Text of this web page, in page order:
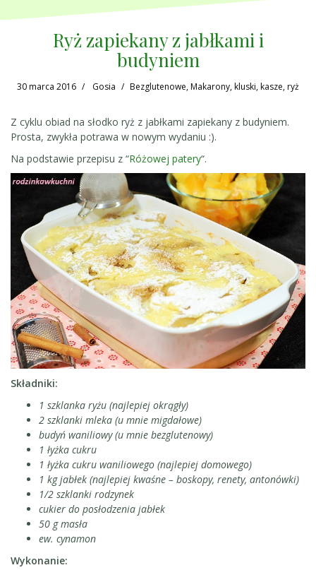
Ryż zapiekany z jabłkami i
budyniem
30 marca 2016 Gosia Bezglutenowe,Makarony, kluski, kasze, ryż
Z cyklu obiad na słodko ryż z jabłkami zapiekany z budyniem.
Prosta, zwykła potrawa w nowym wydaniu :).
Na podstawie przepisu z “Różowej patery“.
Składniki:
1 szklanka ryżu (najlepiej okrągły)
2 szklanki mleka (u mnie migdałowe)
budyń waniliowy (u mnie bezglutenowy)
1 łyżka cukru
1 łyżka cukru waniliowego (najlepiej domowego)
1 kg jabłek (najlepiej kwaśne – boskopy, renety, antonówki)
1/2 szklanki rodzynek
cukier do posłodzenia jabłek
50 g masła
ew. cynamon
Wykonanie: